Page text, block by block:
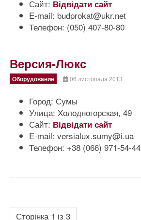
Сайт: Відвідати сайт
E-mail: budprokat@ukr.net
Телефон: (050) 407-80-80
Версия-Люкс
Оборудование 06 листопада 2013
Город: Сумы
Улица: Холодногорская, 49
Сайт: Відвідати сайт
E-mail: versialux.sumy@i.ua
Телефон: +38 (066) 971-54-44
Сторінка 1 із 3